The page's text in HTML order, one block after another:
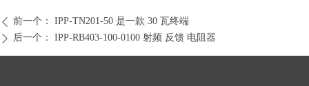
ꄴ 前一个： IPP-TN201-50 是一款 30 瓦终端
ꄲ 后一个： IPP-RB403-100-0100 射频 反馈 电阻器